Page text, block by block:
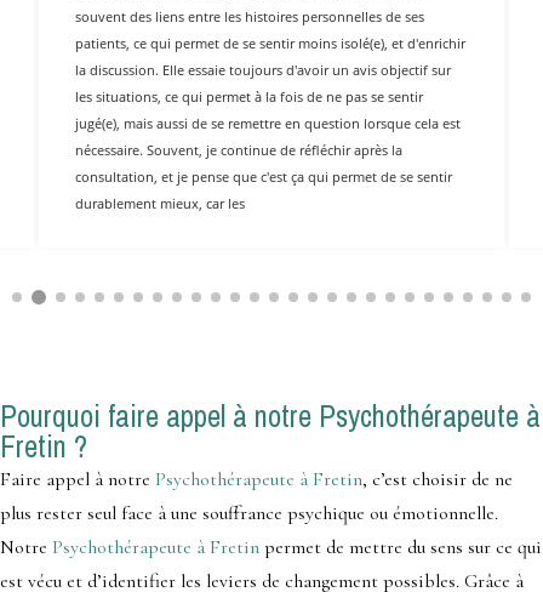
souvent des liens entre les histoires personnelles de ses
patients, ce qui permet de se sentir moins isolé(e), et d'enrichir
la discussion. Elle essaie toujours d'avoir un avis objectif sur
les situations, ce qui permet à la fois de ne pas se sentir
jugé(e), mais aussi de se remettre en question lorsque cela est
nécessaire. Souvent, je continue de réfléchir après la
consultation, et je pense que c'est ça qui permet de se sentir
durablement mieux, car les
Pourquoi faire appel à notre Psychothérapeute à
Fretin ?
Faire appel à notre Psychothérapeute à Fretin, c’est choisir de ne
plus rester seul face à une souffrance psychique ou émotionnelle.
Notre Psychothérapeute à Fretin permet de mettre du sens sur ce qui
est vécu et d’identifier les leviers de changement possibles. Grâce à